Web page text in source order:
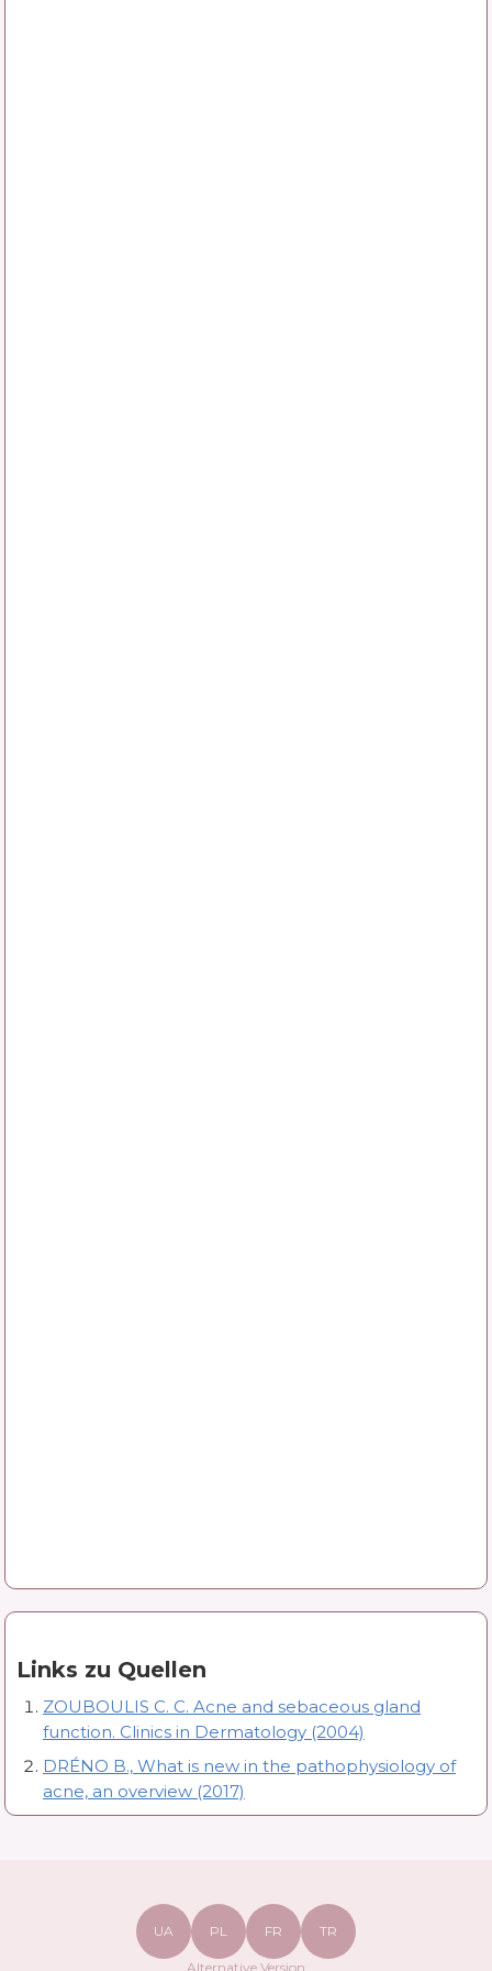
Links zu Quellen
ZOUBOULIS C. C. Acne and sebaceous gland
function. Clinics in Dermatology (2004)
DRÉNO B., What is new in the pathophysiology of
acne, an overview (2017)
UA PL FR TR
Alternative Version